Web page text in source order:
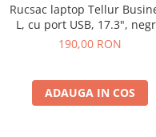
Rucsac laptop Tellur
L, cu port USB, 17.3",
190,00 RON
ADAUGA IN COS